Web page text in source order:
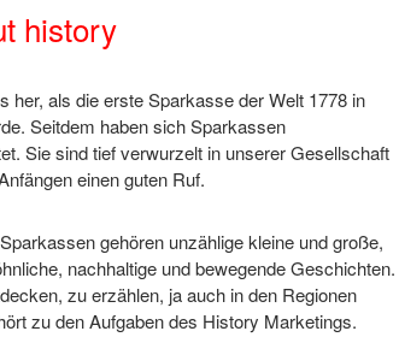
history
her, als die erste Sparkasse der Welt 1778 in
Seitdem haben sich Sparkassen
Sie sind tief verwurzelt in unserer Gesellschaft
einen guten Ruf.
gehören unzählige kleine und große,
nachhaltige und bewegende Geschichten.
zu erzählen, ja auch in den Regionen
zu den Aufgaben des History Marketings.